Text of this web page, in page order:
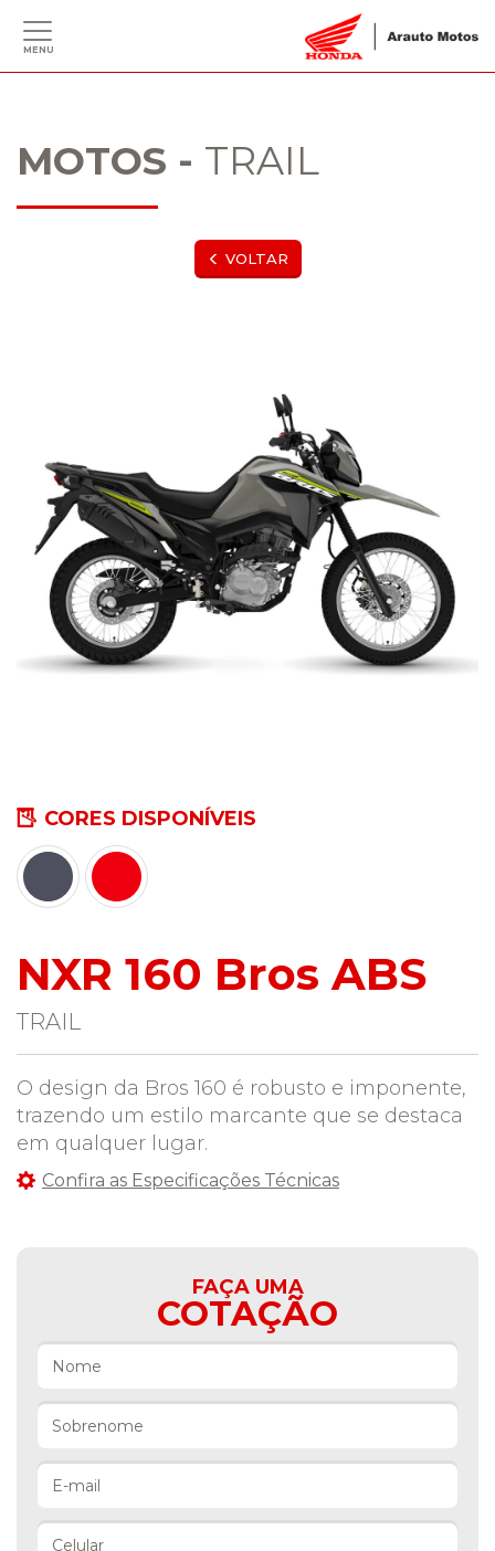
MENU
MOTOS - TRAIL
VOLTAR
CORES DISPONÍVEIS
NXR 160 Bros ABS
TRAIL
O design da Bros 160 é robusto e imponente,
trazendo um estilo marcante que se destaca
em qualquer lugar.
Confira as Especificações Técnicas
FAÇA UMA
COTAÇÃO